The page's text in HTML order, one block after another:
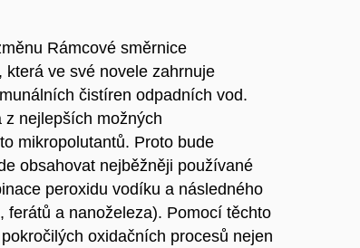
Rámcové směrnice
ve své novele zahrnuje
čistíren odpadních vod.
nejlepších možných
mikropolutantů. Proto bude
obsahovat nejběžněji používané
peroxidu vodíku a následného
ferátů a nanoželeza). Pomocí těchto
oxidačních procesů nejen